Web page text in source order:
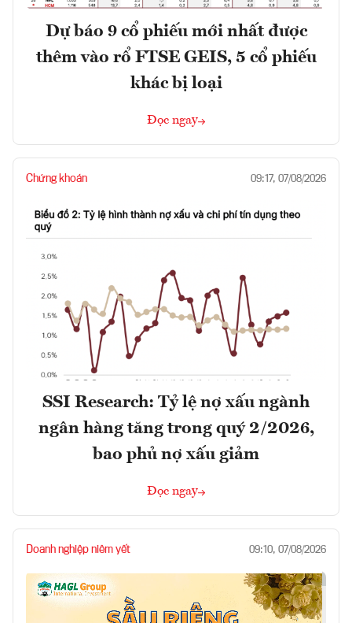
Dự báo 9 cổ phiếu mới nhất được
thêm vào rổ FTSE GEIS, 5 cổ phiếu
khác bị loại
Đọc ngay
Chứng khoán 09:17, 07/08/2026
SSI Research: Tỷ lệ nợ xấu ngành
ngân hàng tăng trong quý 2/2026,
bao phủ nợ xấu giảm
Đọc ngay
Doanh nghiệp niêm yết 09:10, 07/08/2026